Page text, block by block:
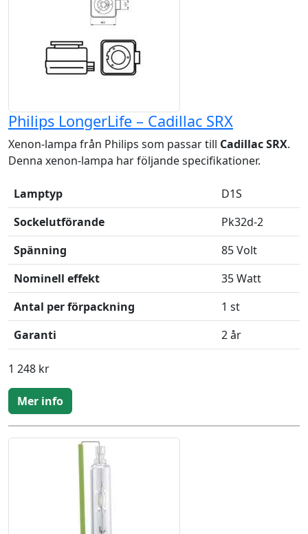
Philips LongerLife – Cadillac SRX
Xenon-lampa från Philips som passar till Cadillac SRX.
Denna xenon-lampa har följande specifikationer.
Lamptyp
D1S
Sockelutförande
Pk32d-2
Spänning
85 Volt
Nominell effekt
35 Watt
Antal per förpackning
1 st
Garanti
2 år
1 248 kr
Mer info